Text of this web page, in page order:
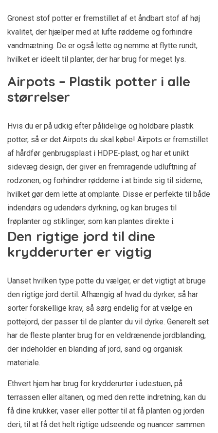
Gronest stof potter er fremstillet af et åndbart stof af høj
kvalitet, der hjælper med at lufte rødderne og forhindre
vandmætning. De er også lette og nemme at flytte rundt,
hvilket er ideelt til planter, der har brug for meget lys.
Airpots – Plastik potter i alle
størrelser
Hvis du er på udkig efter pålidelige og holdbare plastik
potter, så er det Airpots du skal købe! Airpots er fremstillet
af hårdfør genbrugsplast i HDPE-plast, og har et unikt
sidevæg design, der giver en fremragende udluftning af
rodzonen, og forhindrer rødderne i at binde sig til siderne,
hvilket gør dem lette at omplante. Disse er perfekte til både
indendørs og udendørs dyrkning, og kan bruges til
frøplanter og stiklinger, som kan plantes direkte i.
Den rigtige jord til dine
krydderurter er vigtig
Uanset hvilken type potte du vælger, er det vigtigt at bruge
den rigtige jord dertil. Afhængig af hvad du dyrker, så har
sorter forskellige krav, så sørg endelig for at vælge en
pottejord, der passer til de planter du vil dyrke. Generelt set
har de fleste planter brug for en veldrænende jordblanding,
der indeholder en blanding af jord, sand og organisk
materiale.
Ethvert hjem har brug for krydderurter i udestuen, på
terrassen eller altanen, og med den rette indretning, kan du
få dine krukker, vaser eller potter til at få planten og jorden
deri, til at få det helt rigtige udseende og nuancer sammen